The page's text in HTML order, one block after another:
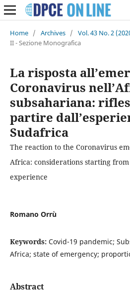
Home / Archives / Vol. 43 No. 2
II - Sezione Monografica
La risposta
Coronavirus
subsahariana:
partire
Sudafrica
The reaction to the Coronavirus
Africa: considerations starting
experience
Romano Orrù
Keywords: Covid-19 pandemic;
Africa; state of emergency;
Abstract